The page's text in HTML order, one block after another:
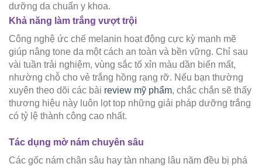
dưỡng da chuẩn y khoa.
Khả năng làm trắng vượt trội
Công nghệ ức chế melanin hoạt động cực kỳ mạnh mẽ
giúp nâng tone da một cách an toàn và bền vững. Chỉ sau
vài tuần trải nghiệm, vùng sắc tố xỉn màu dần biến mất,
nhường chỗ cho vẻ trắng hồng rạng rỡ. Nếu bạn thường
xuyên theo dõi các bài review mỹ phẩm, chắc chắn sẽ thấy
thương hiệu này luôn lọt top những giải pháp dưỡng trắng
có tỷ lệ thành công cao nhất.
Tác dụng mờ nám chuyên sâu
Các gốc nám chân sâu hay tàn nhang lâu năm đều bị phá